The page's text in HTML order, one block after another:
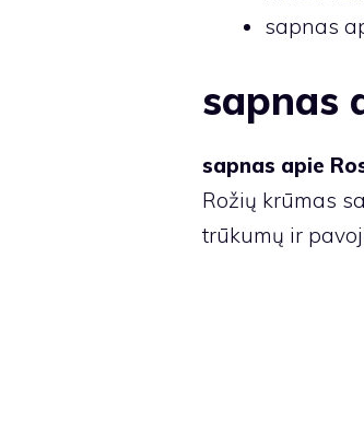
sapnas
sapnas
sapnas apie
Rožių krūmas
trūkumų ir